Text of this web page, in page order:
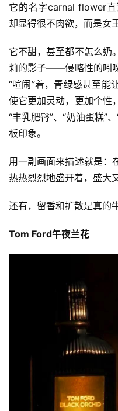
它的名字carnal flower
却显得很不肉欲，而是女
它不甜，甚至都不怎么奶
莉的影子——侵略性的吲
“喧闹”着，青绿感甚至能
使它更加灵动，更加个性
“丰乳肥臀”、“奶油蛋糕”
板印象。
用一副画面来描述就是：
热热烈烈地盛开着，盛大
还有，留香和扩散是真的
Tom Ford午夜兰花